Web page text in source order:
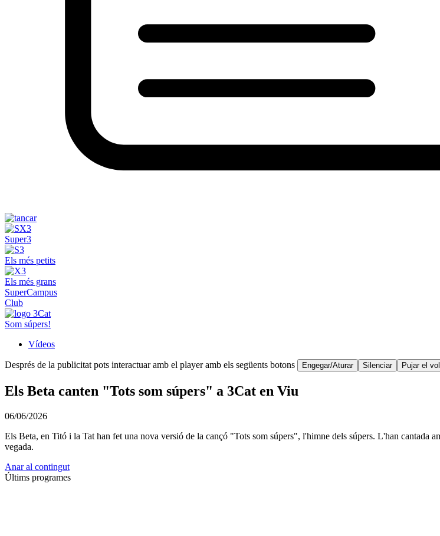
Super3
Els més petits
Els més grans
SuperCampus
Club
Som súpers!
Vídeos
Després de la publicitat pots interactuar amb el player amb els següents botons Engegar/Aturar Silenciar Pujar el
Els Beta canten "Tots som súpers" a 3Cat en Viu
06/06/2026
Els Beta, en Titó i la Tat han fet una nova versió de la cançó "Tots som súpers", l'himne dels súpers. L'han cantada
vegada.
Anar al contingut
Últims programes